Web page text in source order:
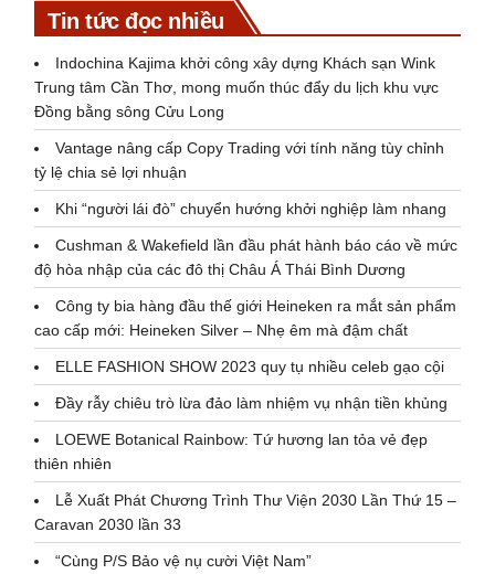
Tin tức đọc nhiều
Indochina Kajima khởi công xây dựng Khách sạn Wink
Trung tâm Cần Thơ, mong muốn thúc đẩy du lịch khu vực
Đồng bằng sông Cửu Long
Vantage nâng cấp Copy Trading với tính năng tùy chỉnh
tỷ lệ chia sẻ lợi nhuận
Khi “người lái đò” chuyển hướng khởi nghiệp làm nhang
Cushman & Wakefield lần đầu phát hành báo cáo về mức
độ hòa nhập của các đô thị Châu Á Thái Bình Dương
Công ty bia hàng đầu thế giới Heineken ra mắt sản phẩm
cao cấp mới: Heineken Silver – Nhẹ êm mà đậm chất
ELLE FASHION SHOW 2023 quy tụ nhiều celeb gạo cội
Đầy rẫy chiêu trò lừa đảo làm nhiệm vụ nhận tiền khủng
LOEWE Botanical Rainbow: Tứ hương lan tỏa vẻ đẹp
thiên nhiên
Lễ Xuất Phát Chương Trình Thư Viện 2030 Lần Thứ 15 –
Caravan 2030 lần 33
“Cùng P/S Bảo vệ nụ cười Việt Nam”